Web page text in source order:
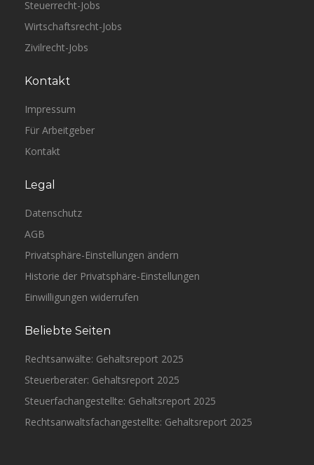
Steuerrecht-Jobs
Wirtschaftsrecht-Jobs
Zivilrecht-Jobs
Kontakt
Impressum
Für Arbeitgeber
Kontakt
Legal
Datenschutz
AGB
Privatsphäre-Einstellungen ändern
Historie der Privatsphäre-Einstellungen
Einwilligungen widerrufen
Beliebte Seiten
Rechtsanwälte: Gehaltsreport 2025
Steuerberater: Gehaltsreport 2025
Steuerfachangestellte: Gehaltsreport 2025
Rechtsanwaltsfachangestellte: Gehaltsreport 2025